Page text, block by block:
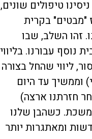
טיפולים שונים,
"מבטים" בקרית
זהו השלב, שבו
נוסף עבורנו. בליווי
ליווי שהחל בצורה
וממשיך עד היום
חזרתנו ארצה)
כשהבן שלנו
ומאתגרות יותר